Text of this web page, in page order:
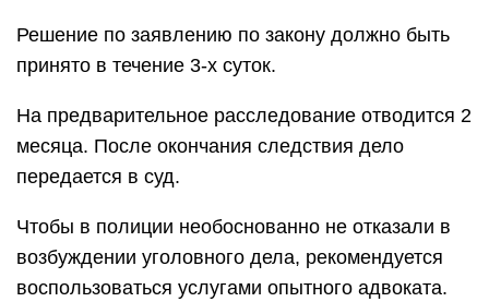
Решение по заявлению по закону должно быть
принято в течение 3-х суток.
На предварительное расследование отводится 2
месяца. После окончания следствия дело
передается в суд.
Чтобы в полиции необоснованно не отказали в
возбуждении уголовного дела, рекомендуется
воспользоваться услугами опытного адвоката.